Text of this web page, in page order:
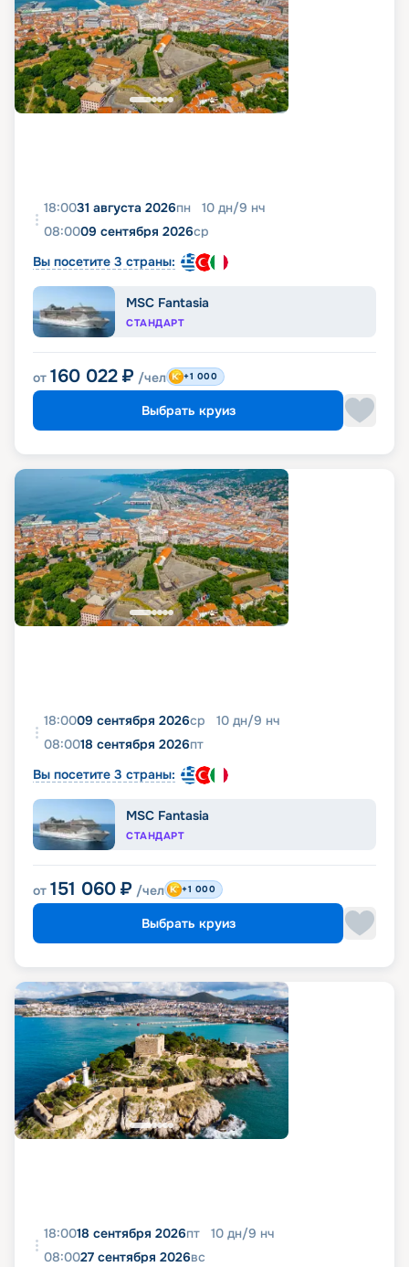
18:0031 августа 2026пн 10 дн/9 нч
08:0009 сентября 2026ср
Вы посетите 3 страны:
MSC Fantasia
СТАНДАРТ
от 160 022 ₽ /чел +1 000
Выбрать круиз
18:0009 сентября 2026ср 10 дн/9 нч
08:0018 сентября 2026пт
Вы посетите 3 страны:
MSC Fantasia
СТАНДАРТ
от 151 060 ₽ /чел +1 000
Выбрать круиз
18:0018 сентября 2026пт 10 дн/9 нч
08:0027 сентября 2026вс